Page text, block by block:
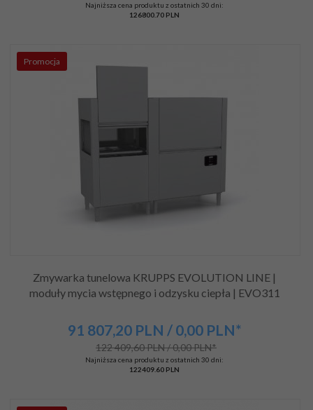
Najniższa cena produktu z ostatnich 30 dni:
126800.70 PLN
Promocja
Zmywarka tunelowa KRUPPS EVOLUTION LINE |
moduły mycia wstępnego i odzysku ciepła | EVO311
91 807,20PLN / 0,00 PLN*
122 409,60 PLN / 0,00 PLN*
Najniższa cena produktu z ostatnich 30 dni:
122409.60 PLN